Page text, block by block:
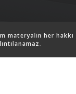
materyalin her hakkı